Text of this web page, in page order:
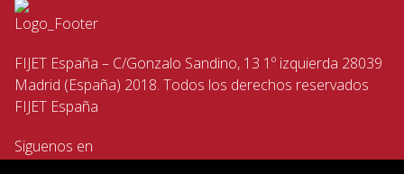
FIJET España – C/Gonzalo Sandino, 13 1º izquierda 28039
Madrid (España) 2018. Todos los derechos reservados
FIJET España
Siguenos en